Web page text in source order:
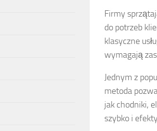
Firmy
do potrzeb
klasyczne
wymagają
Jednym z
metoda
jak chodniki,
szybko i